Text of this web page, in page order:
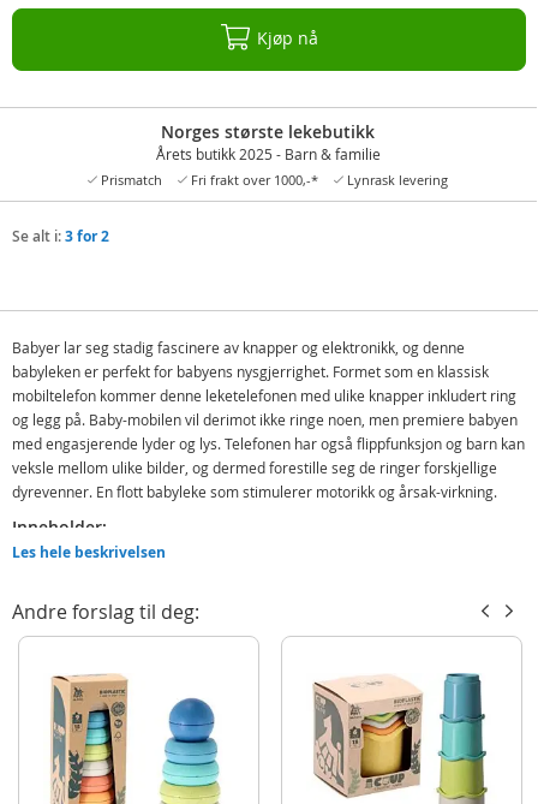
Kjøp nå
Norges største lekebutikk
Årets butikk 2025 - Barn & familie
Prismatch Fri frakt over 1000,-* Lynrask levering
Se alt i:3 for 2
Babyer lar seg stadig fascinere av knapper og elektronikk, og denne
babyleken er perfekt for babyens nysgjerrighet. Formet som en klassisk
mobiltelefon kommer denne leketelefonen med ulike knapper inkludert ring
og legg på. Baby-mobilen vil derimot ikke ringe noen, men premiere babyen
med engasjerende lyder og lys. Telefonen har også flippfunksjon og barn kan
veksle mellom ulike bilder, og dermed forestille seg de ringer forskjellige
dyrevenner. En flott babyleke som stimulerer motorikk og årsak-virkning.
Inneholder:
Mobiltelefon babyleke
Detaljer:
Mål: ca. 16 x 6 x 5 cm
Alder: fra 18 mnd
Produktdetaljer
4008332402895
Les hele beskrivelsen
Andre forslag til deg: